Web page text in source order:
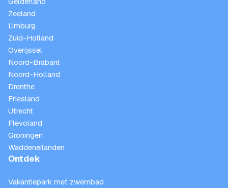
Zeeland
Limburg
Zuid-Holland
Overijssel
Noord-Brabant
Noord-Holland
Drenthe
Friesland
Utrecht
Flevoland
Groningen
Waddeneilanden
Ontdek
Vakantiepark met zwembad